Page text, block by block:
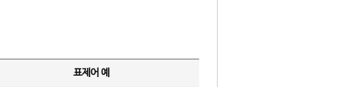
표제어 예